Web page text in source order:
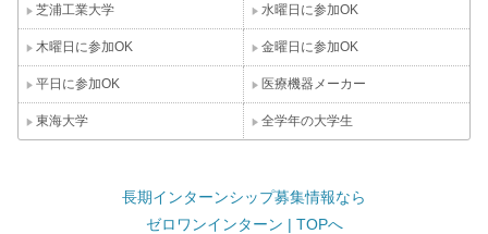
芝浦工業大学 水曜日に参加OK
木曜日に参加OK 金曜日に参加OK
平日に参加OK 医療機器メーカー
東海大学 全学年の大学生
長期インターンシップ募集情報なら
ゼロワンインターン | TOPへ